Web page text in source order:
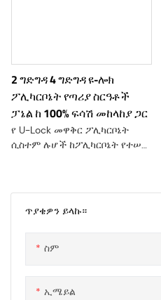
ጥያቄዎን ይላኩ።
ስም
ኢሜይል
2 ግድግዳ 4 ግድግዳ ዩ-ሎክ
ፖሊካርቦኔት የጣሪያ ስርዓቶች
ፓኔል ከ 100% ፍሳሽ መከላከያ ጋር
የ U-Lock መዋቅር ፖሊካርቦኔት
ሲስተም ሉሆች ከፖሊካርቦኔት የተሠሩ
ጠርዞችን ያዘጋጃሉ, ይህም ቀጣይነት